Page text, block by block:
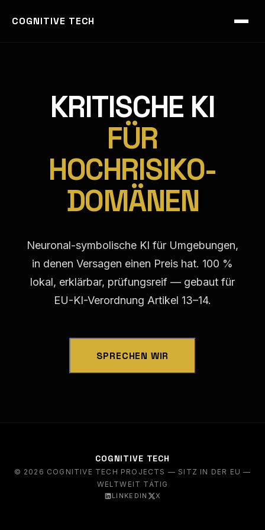
COGNITIVE TECH
KRITISCHE KI
FÜR
HOCHRISIKO-
DOMÄNEN
Neuronal-symbolische KI für Umgebungen,
in denen Versagen einen Preis hat. 100 %
lokal, erklärbar, prüfungsreif — gebaut für
EU-KI-Verordnung Artikel 13–14.
SPRECHEN WIR
COGNITIVE TECH
© 2026 COGNITIVE TECH PROJECTS — SITZ IN DER EU —
WELTWEIT TÄTIG
LINKEDIN X
LINKEDIN ↗X ↗